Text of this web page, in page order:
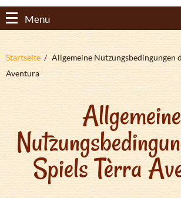
Menu
Pfadnavigation
Startseite
Allgemeine Nutzungsbedingungen
Aventura
Allgemeine
Spiels Tèrra